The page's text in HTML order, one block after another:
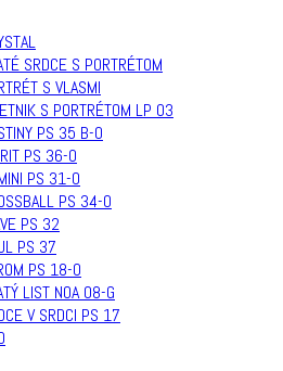
SRDCE S PORTRÉTOM
S VLASMI
S PORTRÉTOM LP 03
PS 35 B-0
PS 36-0
PS 31-0
PS 34-0
PS 32
PS 37
PS 18-0
LIST NOA 08-G
V SRDCI PS 17